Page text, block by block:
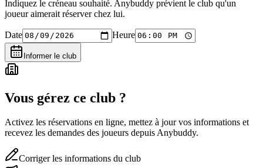
Indiquez le créneau souhaité. Anybuddy prévient le club qu'un
joueur aimerait réserver chez lui.
Date Heure
Informer le club
Vous gérez ce club ?
Activez les réservations en ligne, mettez à jour vos informations et
recevez les demandes des joueurs depuis Anybuddy.
Corriger les informations du club